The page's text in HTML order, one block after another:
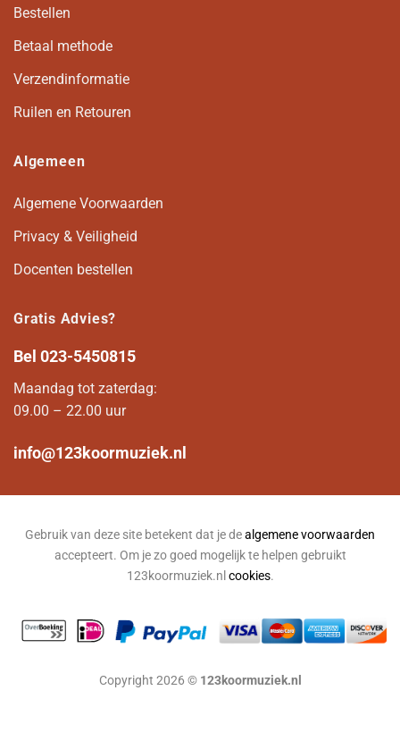
Bestellen
Betaal methode
Verzendinformatie
Ruilen en Retouren
Algemeen
Algemene Voorwaarden
Privacy & Veiligheid
Docenten bestellen
Gratis Advies?
Bel 023-5450815
Maandag tot zaterdag:
09.00 – 22.00 uur
info@123koormuziek.nl
Gebruik van deze site betekent dat je dealgemene voorwaarden
accepteert. Om je zo goed mogelijk te helpen gebruikt
123koormuziek.nl cookies.
Copyright 2026 © 123koormuziek.nl